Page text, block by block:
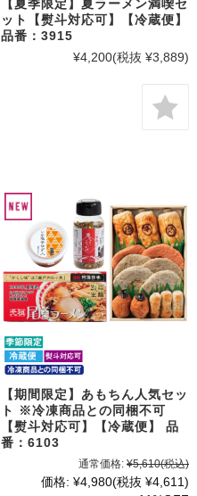
【夏季限定】夏ラーメン満喫セ
ット【熨斗対応可】【冷蔵便】
品番：3915
¥4,200(税抜 ¥3,889)
【期間限定】あもちん人気セッ
ト ※冷凍商品との同梱不可
【熨斗対応可】【冷蔵便】 品
番：6103
通常価格: ¥5,610(税込)
価格: ¥4,980(税抜 ¥4,611)